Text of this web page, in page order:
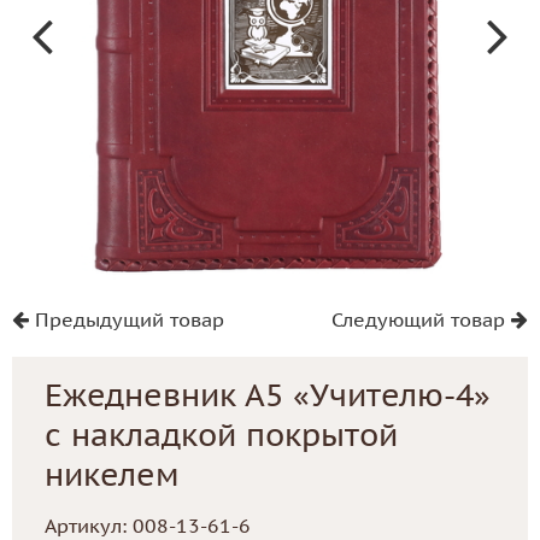
Предыдущий товар Следующий товар
Ежедневник А5 «Учителю-4»
с накладкой покрытой
никелем
Артикул: 008-13-61-6